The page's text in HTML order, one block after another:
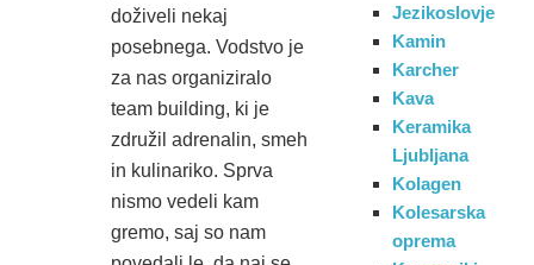
doživeli nekaj
posebnega. Vodstvo je
za nas organiziralo
team building, ki je
združil adrenalin, smeh
in kulinariko. Sprva
nismo vedeli kam
gremo, saj so nam
Jezikoslovje
Kamin
Karcher
Kava
Keramika
Ljubljana
Kolagen
Kolesarska
oprema